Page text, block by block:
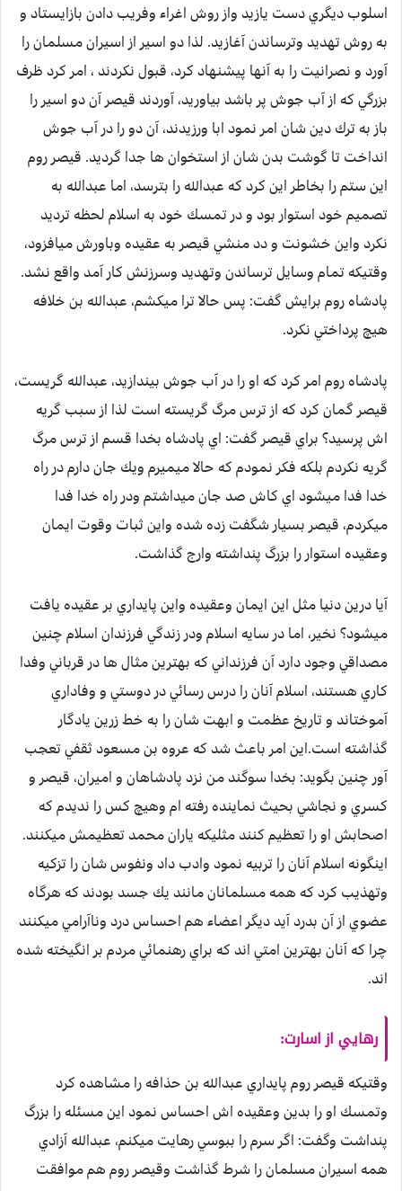
اسلوب ديگري دست يازيد واز روش اغراء وفريب دادن بازايستاد و
به روش تهديد وترساندن آغازيد. لذا دو اسير از اسيران مسلمان را
آورد و نصرانيت را به آنها پيشنهاد كرد، قبول نكردند ، امر كرد ظرف
بزرگي كه از آب جوش پر باشد بياوريد، آوردند قيصر آن دو اسير را
باز به ترك دين شان امر نمود ابا ورزيدند، آن دو را در آب جوش
انداخت تا گوشت بدن شان از استخوان ها جدا گرديد. قيصر روم
اين ستم را بخاطر اين كرد كه عبدالله را بترسد، اما عبدالله به
تصميم خود استوار بود و در تمسك خود به اسلام لحظه ترديد
نكرد واين خشونت و دد منشي قيصر به عقيده وباورش ميافزود،
وقتيكه تمام وسايل ترساندن وتهديد وسرزنش كار آمد واقع نشد.
پادشاه روم برايش گفت: پس حالا ترا ميكشم، عبدالله بن خلافه
هيچ پرداختي نكرد.
پادشاه روم امر كرد كه او را در آب جوش بيندازيد، عبدالله گريست،
قيصر گمان كرد كه از ترس مرگ گريسته است لذا از سبب گريه
اش پرسيد؟ براي قيصر گفت: اي پادشاه بخدا قسم از ترس مرگ
گريه نكردم بلكه فكر نمودم كه حالا ميميرم ويك جان دارم در راه
خدا فدا ميشود اي كاش صد جان ميداشتم ودر راه خدا فدا
ميكردم، قيصر بسيار شگفت زده شده واين ثبات وقوت ايمان
وعقيده استوار را بزرگ پنداشته وارج گذاشت.
آيا درين دنيا مثل اين ايمان وعقيده واين پايداري بر عقيده يافت
ميشود؟ نخير، اما در سايه اسلام ودر زندگي فرزندان اسلام چنين
مصداقي وجود دارد آن فرزنداني كه بهترين مثال ها در قرباني وفدا
كاري هستند، اسلام آنان را درس رسائي در دوستي و وفاداري
آموختاند و تاريخ عظمت و ابهت شان را به خط زرين يادگار
گذاشته است.اين امر باعث شد كه عروه بن مسعود ثقفي تعجب
آور چنين بگويد: بخدا سوگند من نزد پادشاهان و اميران، قيصر و
كسري و نجاشي بحيث نماينده رفته ام وهيچ كس را نديدم كه
اصحابش او را تعظيم كنند مثليكه ياران محمد تعظيمش ميكنند.
اينگونه اسلام آنان را تربيه نمود وادب داد ونفوس شان را تزكيه
وتهذيب كرد كه همه مسلمانان مانند يك جسد بودند كه هرگاه
عضوي از آن بدرد آيد ديگر اعضاء هم احساس درد وناآرامي ميكنند
چرا كه آنان بهترين امتي اند كه براي رهنمائي مردم بر انگيخته شده
اند.
رهایي از اسارت:
وقتيكه قيصر روم پايداري عبدالله بن حذافه را مشاهده كرد
وتمسك او را بدين وعقيده اش احساس نمود اين مسئله را بزرگ
پنداشت وگفت: اگر سرم را ببوسي رهايت ميكنم، عبدالله آزادي
همه اسيران مسلمان را شرط گذاشت وقيصر روم هم موافقت